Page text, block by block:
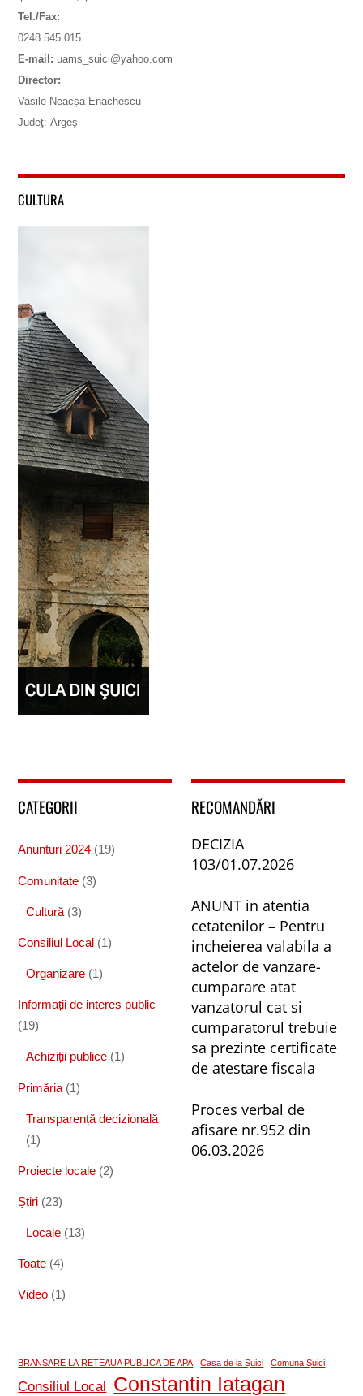
Tel./Fax:
0248 545 015
E-mail: uams_suici@yahoo.com
Director:
Vasile Neacșa Enachescu
Judeţ: Argeş
CULTURA
CATEGORII
Anunturi 2024 (19)
Comunitate (3)
Cultură (3)
Consiliul Local (1)
Organizare (1)
Informații de interes public
(19)
Achiziții publice (1)
Primăria (1)
Transparență decizională
(1)
Proiecte locale (2)
Știri (23)
Locale (13)
Toate (4)
Video (1)
RECOMANDĂRI
DECIZIA
103/01.07.2026
ANUNT in atentia
cetatenilor – Pentru
incheierea valabila a
actelor de vanzare-
cumparare atat
vanzatorul cat si
cumparatorul trebuie
sa prezinte certificate
de atestare fiscala
Proces verbal de
afisare nr.952 din
06.03.2026
BRANSARE LA RETEAUA PUBLICA DE APA Casa de la Șuici Comuna Șuici
Consiliul Local Constantin Iatagan